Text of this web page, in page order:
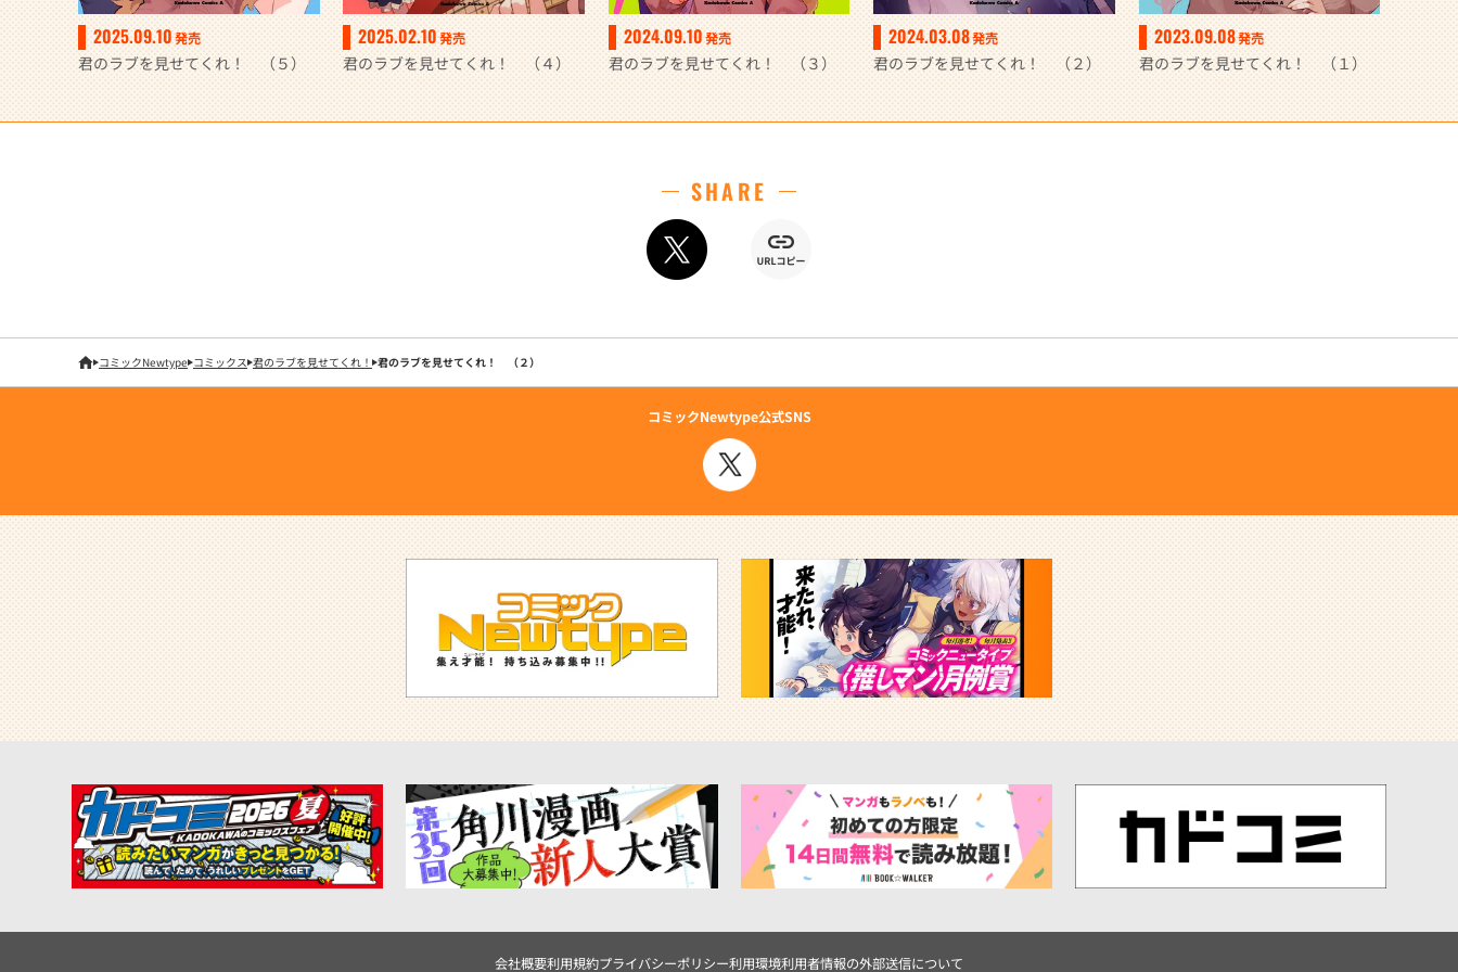
2025.09.10発売
君のラブを見せてくれ！ （５）
2025.02.10発売
君のラブを見せてくれ！ （４）
2024.09.10発売
君のラブを見せてくれ！ （３）
2024.03.08発売
君のラブを見せてくれ！ （２）
2023.09.08発売
君のラブを見せてくれ！ （１）
SHARE
コミックNewtype コミックス 君のラブを見せてくれ！ 君のラブを見せてくれ！ （２）
コミックNewtype公式SNS
会社概要利用規約プライバシーポリシー利用環境利用者情報の外部送信について